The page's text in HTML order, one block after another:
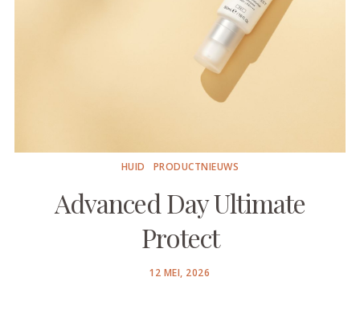
HUID PRODUCTNIEUWS
Advanced Day Ultimate
Protect
POSTED
12 MEI, 2026